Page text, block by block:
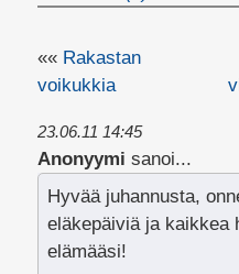
«« Rakastan
voikukkia
23.06.11 14:45
Anonyymi sanoi...
Hyvää juhannusta,
eläkepäiviä ja kaikkea
elämääsi!